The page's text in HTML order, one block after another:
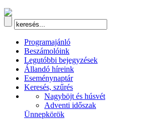
Programajánló
Beszámolóink
Legutóbbi bejegyzések
Állandó híreink
Eseménynaptár
Keresés, szűrés
Nagyböjt és húsvét
Adventi időszak
Ünnepkörök